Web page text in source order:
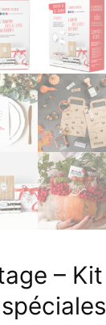
– Kit